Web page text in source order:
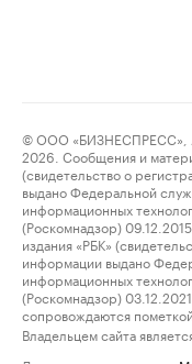
© ООО «БИЗНЕСПРЕСС»,
2026. Сообщения и
(свидетельство о
выдано Федеральной
информационных
(Роскомнадзор)
издания «РБК»
информации выдано
информационных
(Роскомнадзор)
сопровождаются
Владельцем сайта